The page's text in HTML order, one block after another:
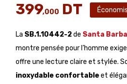
399,000 DT
La SB.1.10442-2de Santa
montre pensée pour l’homme
offre une lecture claire et stylée.
inoxydable confortableet